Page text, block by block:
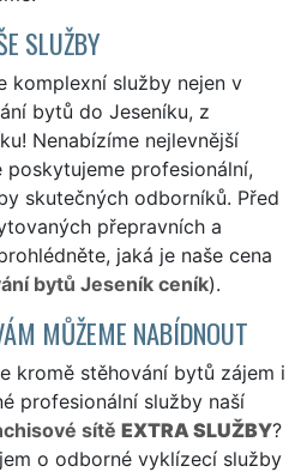
SLUŽBY
komplexní služby nejen v
bytů do Jeseníku, z
Nenabízíme nejlevnější
poskytujeme profesionální,
skutečných odborníků. Před
přepravních a
jaká je naše cena
bytů Jeseník ceník).
MŮŽEME NABÍDNOUT
kromě stěhování bytů zájem i
profesionální služby naší
sítě EXTRA SLUŽBY?
o odborné vyklízecí služby